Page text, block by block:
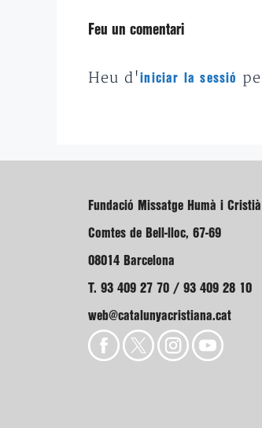
Feu un comentari
Heu d'iniciar la sessió
Fundació Missatge Humà i Cristià
Comtes de Bell-lloc, 67-69
08014 Barcelona
T. 93 409 27 70 / 93 409 28 10
web@catalunyacristiana.cat